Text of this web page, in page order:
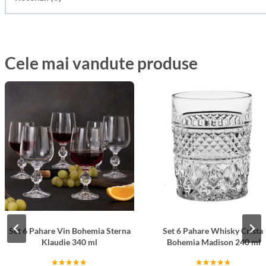
Cele mai vandute produse
Set 6 Pahare Vin Bohemia Sterna
Klaudie 340 ml
Set 6 Pahare Whisky Cristal
Bohemia Madison 240 ml